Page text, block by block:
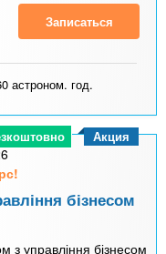
Записаться
астроном. год.
бізнесом
з управління бізнесом
Акция